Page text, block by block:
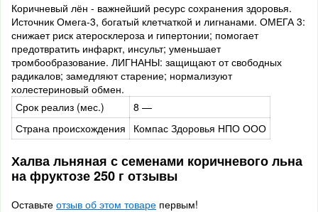
Коричневый лён - важнейший ресурс сохранения здоровья.
Источник Омега-3, богатый клетчаткой и лигнанами. ОМЕГА 3:
снижает риск атеросклероза и гипертонии; помогает
предотвратить инфаркт, инсульт; уменьшает
тромбообразование. ЛИГНАНЫ: защищают от свободных
радикалов; замедляют старение; нормализуют
холестериновый обмен.
Срок реализ (мес.)
8 —
Страна происхождения
Компас Здоровья НПО ООО
Халва льняная с семенами коричневого льна
на фруктозе 250 г отзывы
Оставьте отзыв об этом товаре первым!